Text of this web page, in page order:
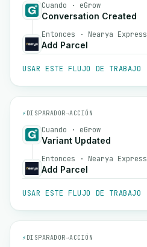
Cuando · eGrow
Conversation Created
Entonces · Nearya Express
Add Parcel
USAR ESTE FLUJO DE TRABAJO
⚡ DISPARADOR→ACCIÓN
Cuando · eGrow
Variant Updated
Entonces · Nearya Express
Add Parcel
USAR ESTE FLUJO DE TRABAJO
⚡ DISPARADOR→ACCIÓN